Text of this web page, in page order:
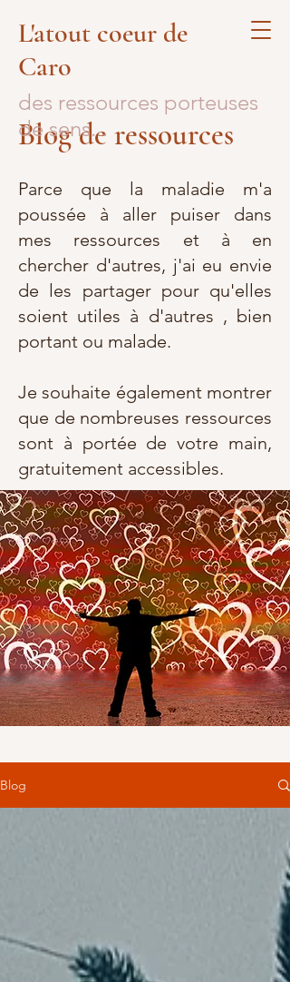
L'atout coeur de
Caro
des ressources porteuses
de sens...
Blog de ressources
Parce que la maladie m'a
poussée à aller puiser dans
mes ressources et à en
chercher d'autres, j'ai eu envie
de les partager pour qu'elles
soient utiles à d'autres , bien
portant ou malade.
Je souhaite également montrer
que de nombreuses ressources
sont à portée de votre main,
gratuitement accessibles.
Blog